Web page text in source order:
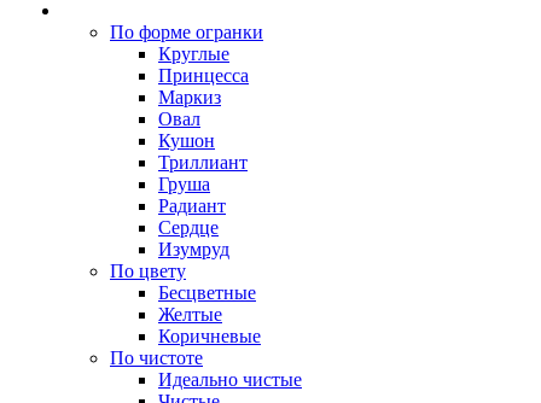
По форме огранки
Круглые
Принцесса
Маркиз
Овал
Кушон
Триллиант
Груша
Радиант
Сердце
Изумруд
По цвету
Бесцветные
Желтые
Коричневые
По чистоте
Идеально чистые